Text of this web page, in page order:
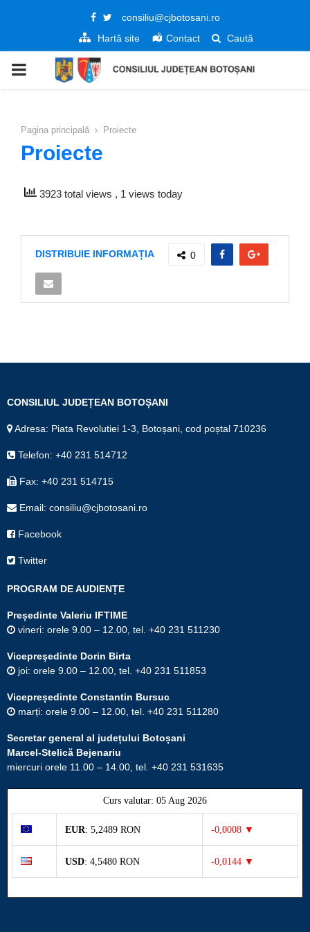
Facebook
Twitter
consiliu@cjbotosani.ro
Hartă site
Contact Caută
PRIMARY
Pagina principală Proiecte
Proiecte
3923 total views , 1 views today
DISTRIBUIE INFORMAȚIA 0
CONSILIUL JUDEȚEAN BOTOȘANI
Adresa: Piata Revolutiei 1-3, Botoșani, cod poștal 710236
Telefon: +40 231 514712
Fax: +40 231 514715
Email: consiliu@cjbotosani.ro
Facebook
Twitter
PROGRAM DE AUDIENȚE
Președinte Valeriu IFTIME
vineri: orele 9.00 – 12.00, tel. +40 231 511230
Vicepreşedinte Dorin Birta
joi: orele 9.00 – 12.00, tel. +40 231 511853
Vicepreședinte Constantin Bursuc
marți: orele 9.00 – 12.00, tel. +40 231 511280
Secretar general al județului Botoșani
Marcel-Stelică Bejenariu
miercuri orele 11.00 – 14.00, tel. +40 231 531635
Curs valutar: 05 Aug 2026
EUR: 5,2489 RON -0,0008 ▼
USD: 4,5480 RON -0,0144 ▼